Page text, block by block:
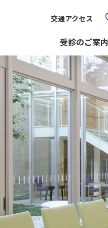
交通アクセス
受診のご案内